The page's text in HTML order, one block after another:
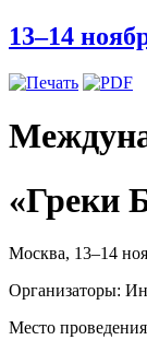
13–14
«Греки
Москва, 13–14
Организаторы:
Место